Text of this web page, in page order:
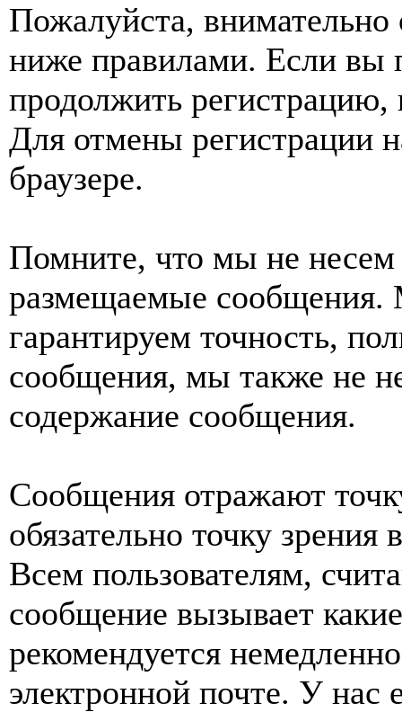
Пожалуйста, внимательно
ниже правилами. Если вы
продолжить
Для отмены регистрации
браузере.
Помните, что мы не несем
размещаемые сообщения.
гарантируем точность,
сообщения, мы также не
содержание сообщения.
Сообщения отражают
обязательно точку
Всем пользователям,
сообщение вызывает
рекомендуется
электронной почте. У нас